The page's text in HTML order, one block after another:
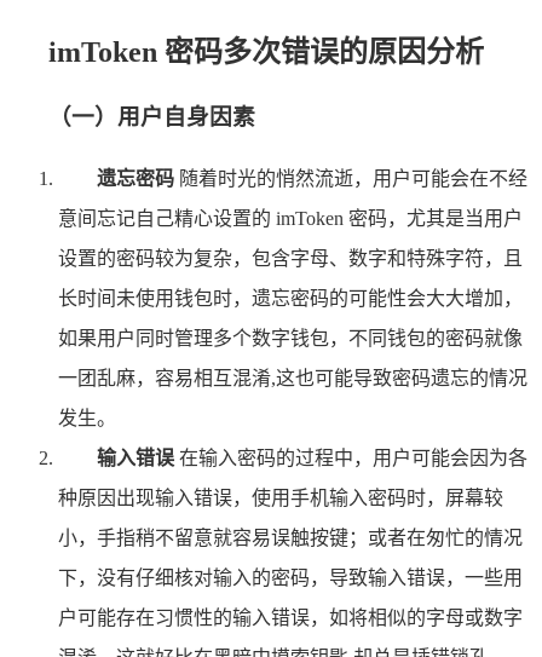
imToken 密码多次错误的原因分析
（一）用户自身因素
遗忘密码 随着时光的悄然流逝，用户可能会在不经
意间忘记自己精心设置的 imToken 密码，尤其是当用户
设置的密码较为复杂，包含字母、数字和特殊字符，且
长时间未使用钱包时，遗忘密码的可能性会大大增加，
如果用户同时管理多个数字钱包，不同钱包的密码就像
一团乱麻，容易相互混淆,这也可能导致密码遗忘的情况
发生。
输入错误 在输入密码的过程中，用户可能会因为各
种原因出现输入错误，使用手机输入密码时，屏幕较
小，手指稍不留意就容易误触按键；或者在匆忙的情况
下，没有仔细核对输入的密码，导致输入错误，一些用
户可能存在习惯性的输入错误，如将相似的字母或数字